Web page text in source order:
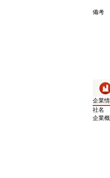
備考
企業
社名
企業